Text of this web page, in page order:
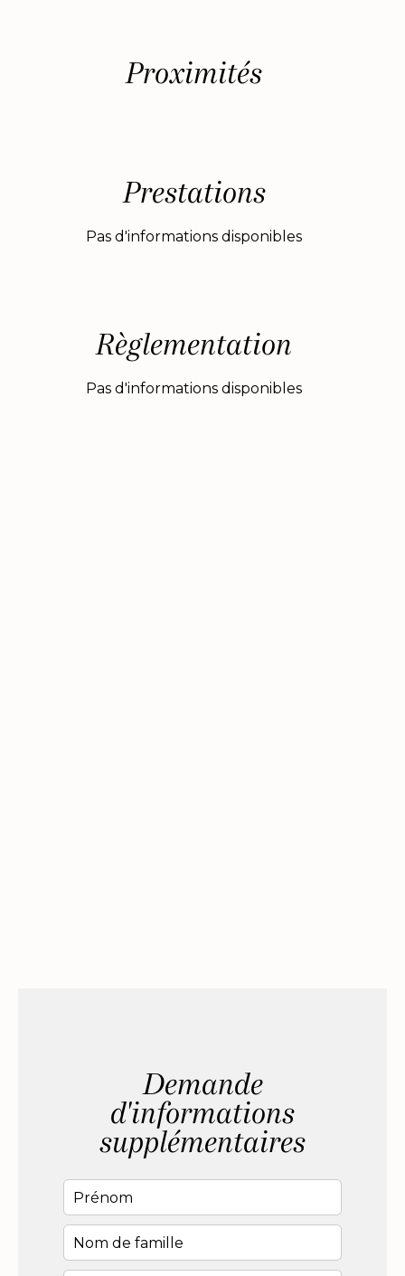
Proximités
Prestations
Pas d'informations disponibles
Règlementation
Pas d'informations disponibles
Demande
d'informations
supplémentaires